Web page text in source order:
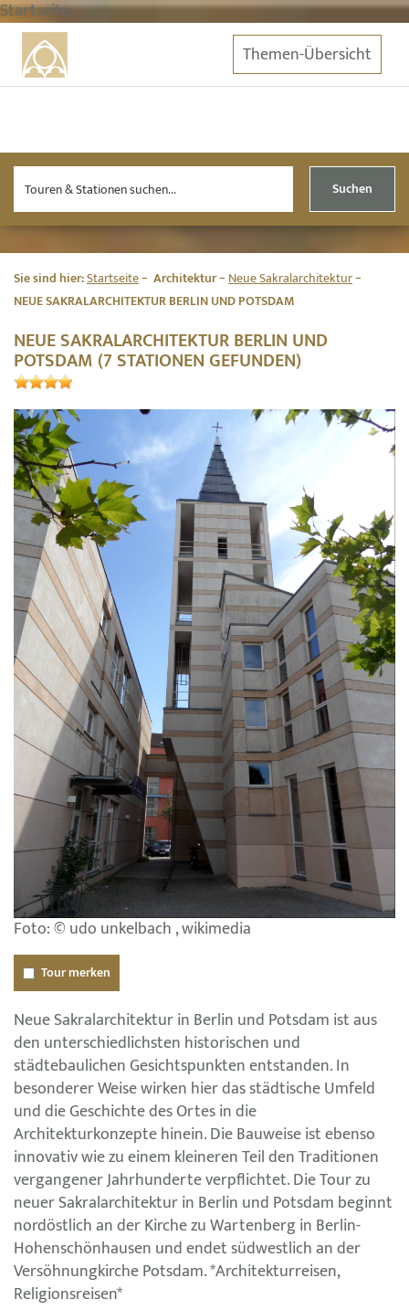
Startseite
Themen-Übersicht
Suchen
Sie sind hier:Startseite Architektur Neue Sakralarchitektur
NEUE SAKRALARCHITEKTUR BERLIN UND POTSDAM
NEUE SAKRALARCHITEKTUR BERLIN UND
POTSDAM (7 STATIONEN GEFUNDEN)
Foto: © udo unkelbach , wikimedia
Tour merken
Neue Sakralarchitektur in Berlin und Potsdam ist aus
den unterschiedlichsten historischen und
städtebaulichen Gesichtspunkten entstanden. In
besonderer Weise wirken hier das städtische Umfeld
und die Geschichte des Ortes in die
Architekturkonzepte hinein. Die Bauweise ist ebenso
innovativ wie zu einem kleineren Teil den Traditionen
vergangener Jahrhunderte verpflichtet. Die Tour zu
neuer Sakralarchitektur in Berlin und Potsdam beginnt
nordöstlich an der Kirche zu Wartenberg in Berlin-
Hohenschönhausen und endet südwestlich an der
Versöhnungkirche Potsdam. *Architekturreisen,
Religionsreisen*